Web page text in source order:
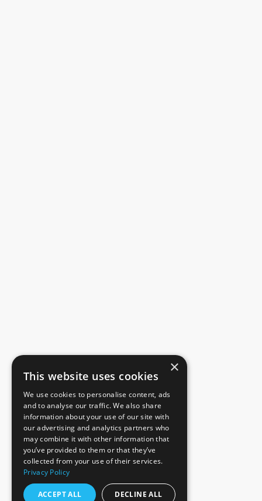
×
This website uses cookies
We use cookies to personalise content, ads
and to analyse our traffic. We also share
information about your use of our site with
our advertising and analytics partners who
may combine it with other information that
you’ve provided to them or that they’ve
collected from your use of their services.
Privacy Policy
ACCEPT ALL DECLINE ALL